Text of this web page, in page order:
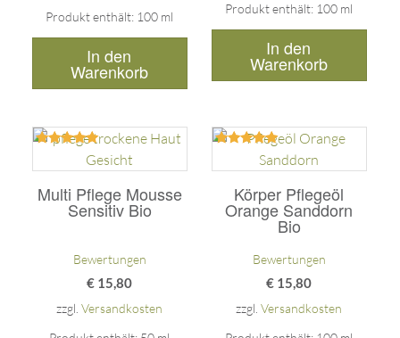
Produkt enthält: 100 ml
In den
Warenkorb
Produkt enthält: 100 ml
In den
Warenkorb
Multi Pflege Mousse
Sensitiv Bio
Bewertet
von 5
Bewertungen
€ 15,80
zzgl.Versandkosten
Körper Pflegeöl
Orange Sanddorn
Bio
Bewertet
von 5
Bewertungen
€ 15,80
zzgl.Versandkosten